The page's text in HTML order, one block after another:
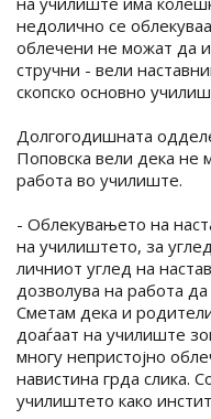
недолично се
облечени не можат да
стручни - вели
скопско основно
Долгогодишната
Поповска вели дека не
работа во училиште.
- Облекувањето на
на училиштето, за
личниот углед на
дозволува на работа
Сметам дека и
доаѓаат на училиште
многу непристојно
навистина грда слика.
училиштето како